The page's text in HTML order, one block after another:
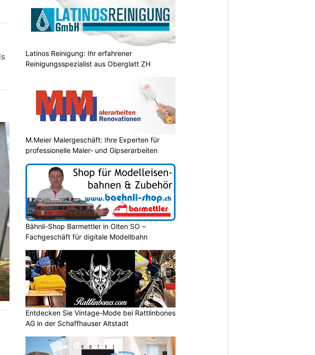
Latinos Reinigung: Ihr erfahrener
Reinigungsspezialist aus Oberglatt ZH
M.Meier Malergeschäft: Ihre Experten für
professionelle Maler- und Gipserarbeiten
Bähnli-Shop Barmettler in Olten SO –
Fachgeschäft für digitale Modellbahn
Entdecken Sie Vintage-Mode bei Rattlinbones
AG in der Schaffhauser Altstadt